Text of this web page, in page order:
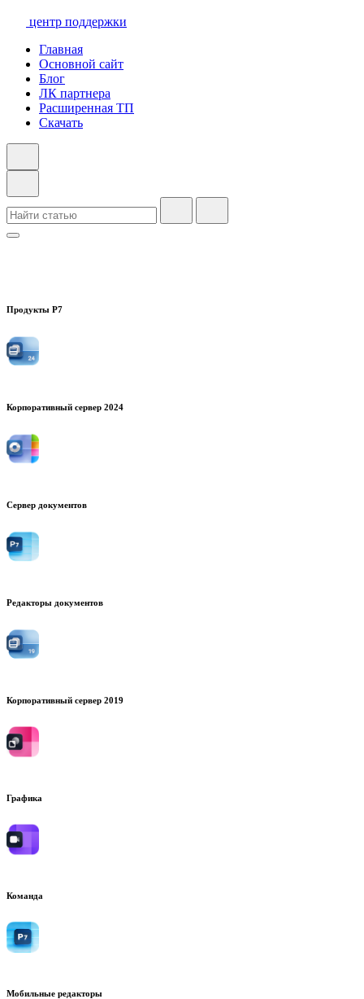
центр поддержки
Главная
Основной сайт
Блог
ЛК партнера
Расширенная ТП
Скачать
Продукты Р7
Корпоративный сервер 2024
Сервер документов
Редакторы документов
Корпоративный сервер 2019
Графика
Команда
Мобильные редакторы